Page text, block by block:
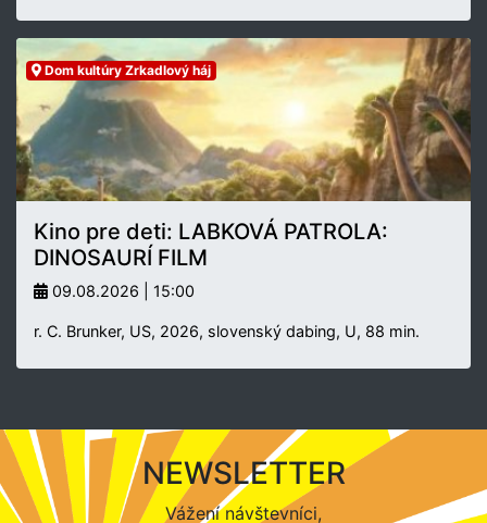
Dom kultúry Zrkadlový háj
Kino pre deti: LABKOVÁ PATROLA:
DINOSAURÍ FILM
09.08.2026 | 15:00
r. C. Brunker, US, 2026, slovenský dabing, U, 88 min.
NEWSLETTER
Vážení návštevníci,